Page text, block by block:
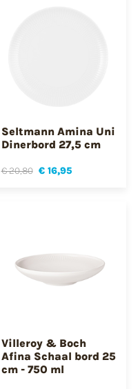
Seltmann Amina Uni
Dinerbord 27,5 cm
€ 20,80 € 16,95
Villeroy & Boch
Afina Schaal bord 25
cm - 750 ml